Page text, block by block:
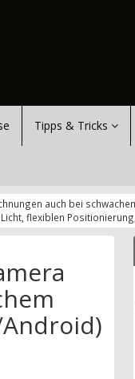
Tipps & Tricks
auch bei
flexiblen